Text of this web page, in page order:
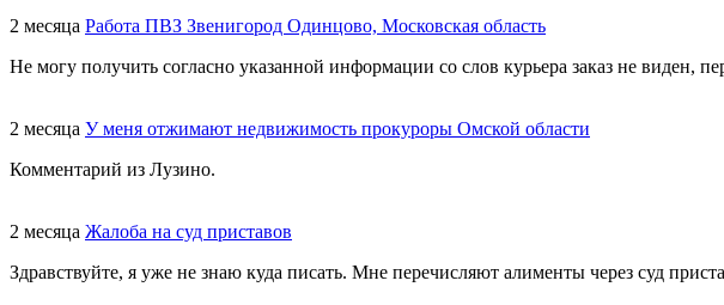
2 месяца Работа ПВЗ Звенигород Одинцово, Московская область
Не могу получить согласно указанной информации со слов курьера заказ не виден,
2 месяца У меня отжимают недвижимость прокуроры Омской области
Комментарий из Лузино.
2 месяца Жалоба на суд приставов
Здравствуйте, я уже не знаю куда писать. Мне перечисляют алименты через суд